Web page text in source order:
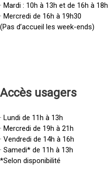
· Mardi : 10h à 13h et de 16h à 18h
· Mercredi de 16h à 19h30
(Pas d’accueil les week-ends)
Accès usagers
· Lundi de 11h à 13h
· Mercredi de 19h à 21h
· Vendredi de 14h à 16h
· Samedi* de 11h à 13h
*Selon disponibilité